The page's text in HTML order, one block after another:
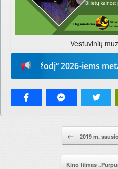
Vestuvinių
žodį“ 2026-iems
← 2019 m.
Kino filmas